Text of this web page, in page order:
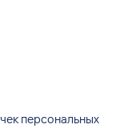
персональных